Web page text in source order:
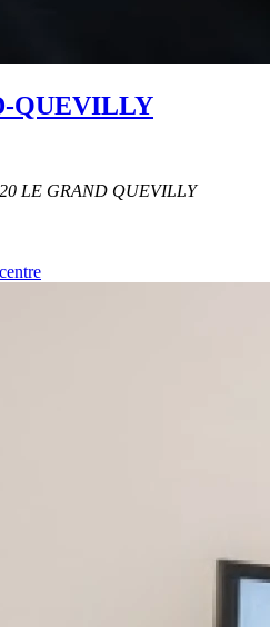
QUEVILLY
LE GRAND QUEVILLY